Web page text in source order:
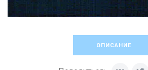
ОПИСАНИЕ